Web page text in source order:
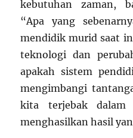
kebutuhan zaman,
“Apa yang
mendidik murid saat
teknologi dan
apakah sistem
mengimbangi
kita terjebak dalam
menghasilkan hasil